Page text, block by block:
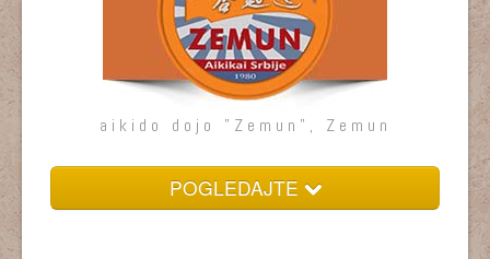
aikido dojo "Zemun", Zemun
POGLEDAJTE